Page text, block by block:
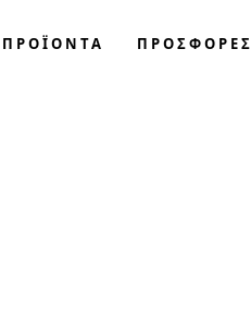
ΠΡΟΪΟΝΤΑ ΠΡΟΣΦΟΡΈΣ